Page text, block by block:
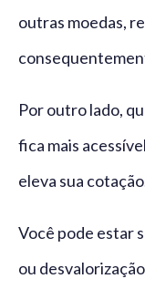
outras moedas,
Por outro lado,
fica mais
eleva sua
Você pode estar
ou